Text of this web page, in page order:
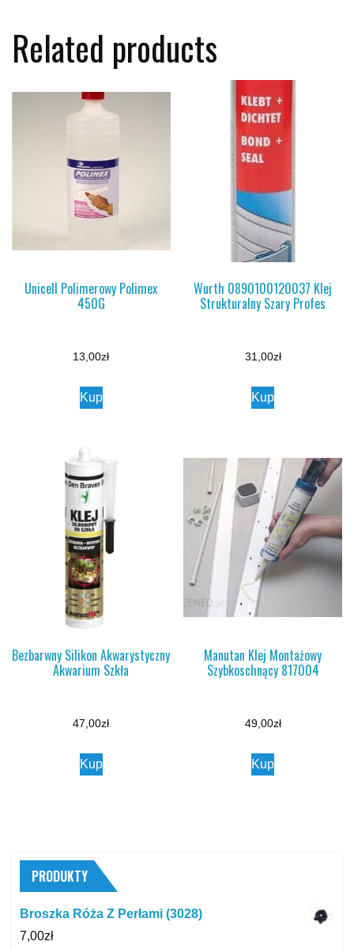
Related products
Unicell Polimerowy Polimex
450G
13,00zł
Kup
Wurth 0890100120037 Klej
Strukturalny Szary Profes
31,00zł
Kup
Bezbarwny Silikon Akwarystyczny
Akwarium Szkła
47,00zł
Kup
Manutan Klej Montażowy
Szybkoschnący 817004
49,00zł
Kup
PRODUKTY
Broszka Róża Z Perłami (3028)
7,00zł